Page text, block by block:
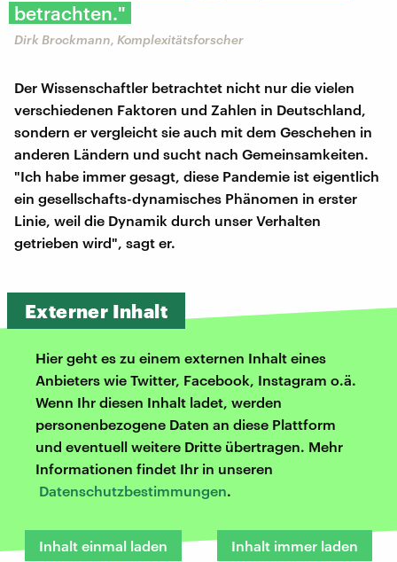
betrachten."
Dirk Brockmann, Komplexitätsforscher
Der Wissenschaftler betrachtet nicht nur die vielen
verschiedenen Faktoren und Zahlen in Deutschland,
sondern er vergleicht sie auch mit dem Geschehen in
anderen Ländern und sucht nach Gemeinsamkeiten.
"Ich habe immer gesagt, diese Pandemie ist eigentlich
ein gesellschafts-dynamisches Phänomen in erster
Linie, weil die Dynamik durch unser Verhalten
getrieben wird", sagt er.
Externer Inhalt
Hier geht es zu einem externen Inhalt eines
Anbieters wie Twitter, Facebook, Instagram o.ä.
Wenn Ihr diesen Inhalt ladet, werden
personenbezogene Daten an diese Plattform
und eventuell weitere Dritte übertragen. Mehr
Informationen findet Ihr in unseren
Datenschutzbestimmungen.
Inhalt einmal laden Inhalt immer laden